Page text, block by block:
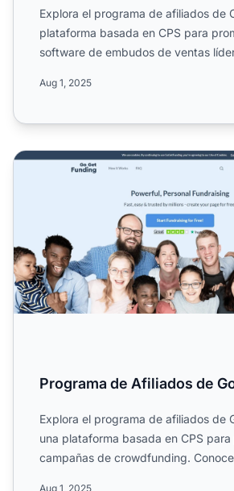
Explora el programa de afiliados de
plataforma basada en CPS para
software de embudos de ventas
Aug 1, 2025
Programa de Afiliados de
Programa de Afiliados de
Explora el programa de afiliados de
una plataforma basada en CPS
campañas de crowdfunding.
Aug 1, 2025